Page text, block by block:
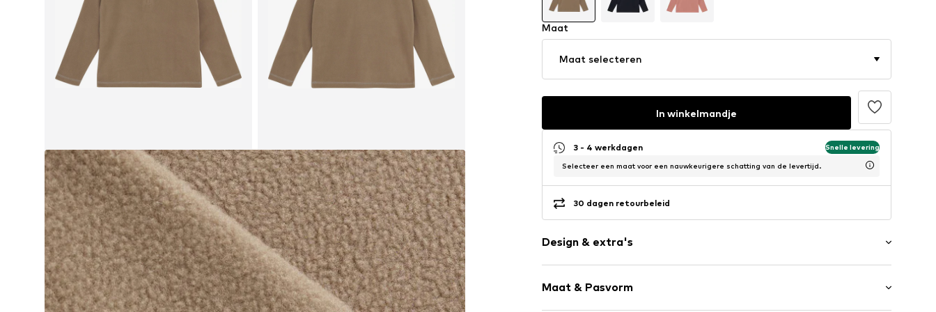
Maat
Maat selecteren
In winkelmandje
3 - 4 werkdagen Snelle levering
Selecteer een maat voor een nauwkeurigere schatting van de levertijd.
30 dagen retourbeleid
Design & extra's
Schipperskraag
Raglanmouwen
Maat & Pasvorm